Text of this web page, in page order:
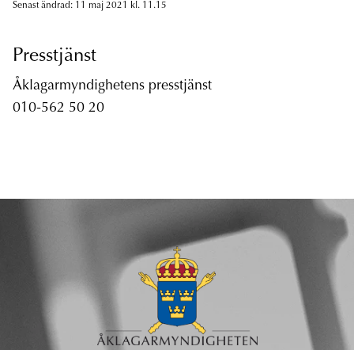
Senast ändrad: 11 maj 2021 kl. 11.15
Presstjänst
Åklagarmyndighetens presstjänst
010-562 50 20